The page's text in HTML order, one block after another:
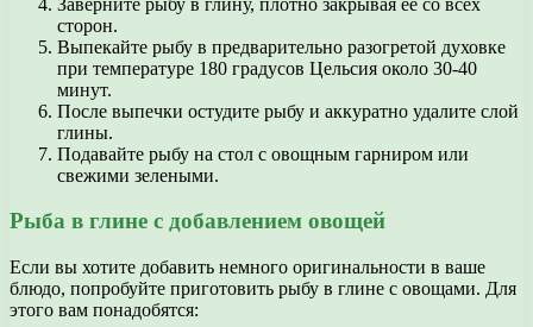
сторон.
Выпекайте рыбу в предварительно разогретой духовке
при температуре 180 градусов Цельсия около 30-40
минут.
После выпечки остудите рыбу и аккуратно удалите слой
глины.
Подавайте рыбу на стол с овощным гарниром или
свежими зелеными.
Рыба в глине с добавлением овощей
Если вы хотите добавить немного оригинальности в ваше
блюдо, попробуйте приготовить рыбу в глине с овощами. Для
этого вам понадобятся: